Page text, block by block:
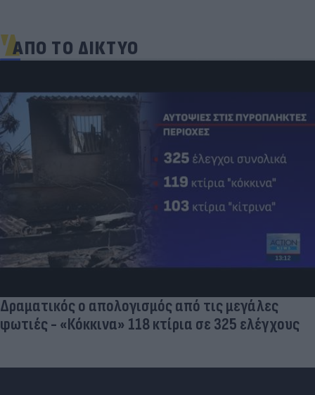
ΑΠΟ ΤΟ ΔΙΚΤΥΟ
Δραματικός ο απολογισμός από τις μεγάλες
φωτιές - «Κόκκινα» 118 κτίρια σε 325 ελέγχους